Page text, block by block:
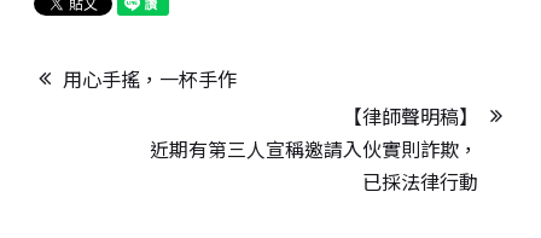
用心手搖，一杯手作
【律師聲明稿】
近期有第三人宣稱邀請入伙實則詐欺，
已採法律行動